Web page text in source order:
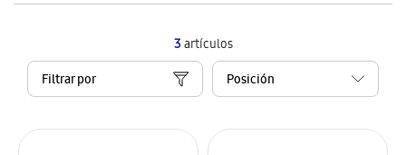
3artículos
Filtrar por